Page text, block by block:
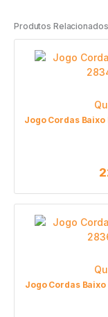
Produtos Relacionados
Jogo Cordas Baixo
Jogo Cordas Baixo